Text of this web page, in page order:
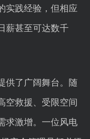
实践经验，但相应
薪甚至可达数千
供了广阔舞台。随
空救援、受限空间
求激增。一位风电